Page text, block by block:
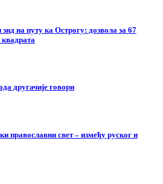
на путу ка Острогу: дозвола за 67
другачије говори
православни свет – између руског и